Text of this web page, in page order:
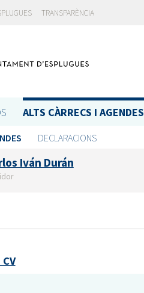
TRANSPARÈNCIA
ALTS CÀRRECS I AGENDES
DECLARACIONS
Iván Durán